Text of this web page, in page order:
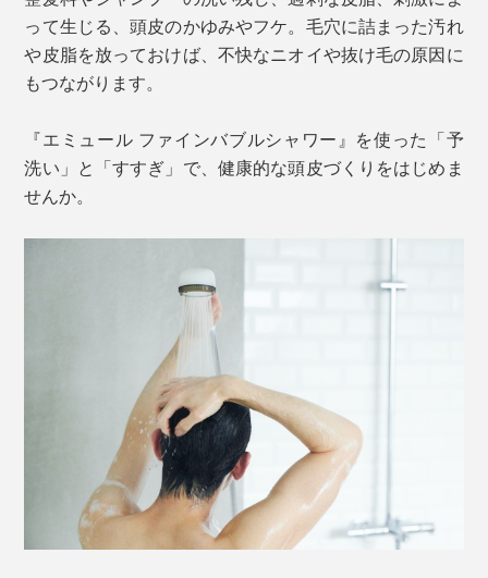
って生じる、頭皮のかゆみやフケ。毛穴に詰まった汚れ
や皮脂を放っておけば、不快なニオイや抜け毛の原因に
もつながります。
『エミュール ファインバブルシャワー』を使った「予
洗い」と「すすぎ」で、健康的な頭皮づくりをはじめま
せんか。